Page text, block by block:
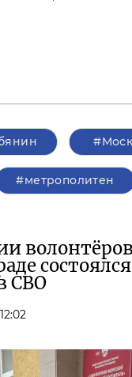
#метрополитен
СВО
12:02